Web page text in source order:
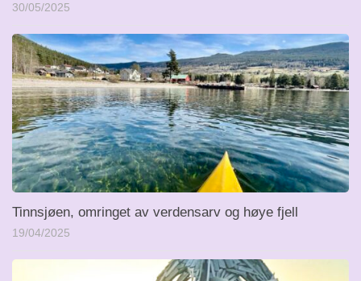
30/05/2025
Tinnsjøen, omringet av verdensarv og høye fjell
19/04/2025